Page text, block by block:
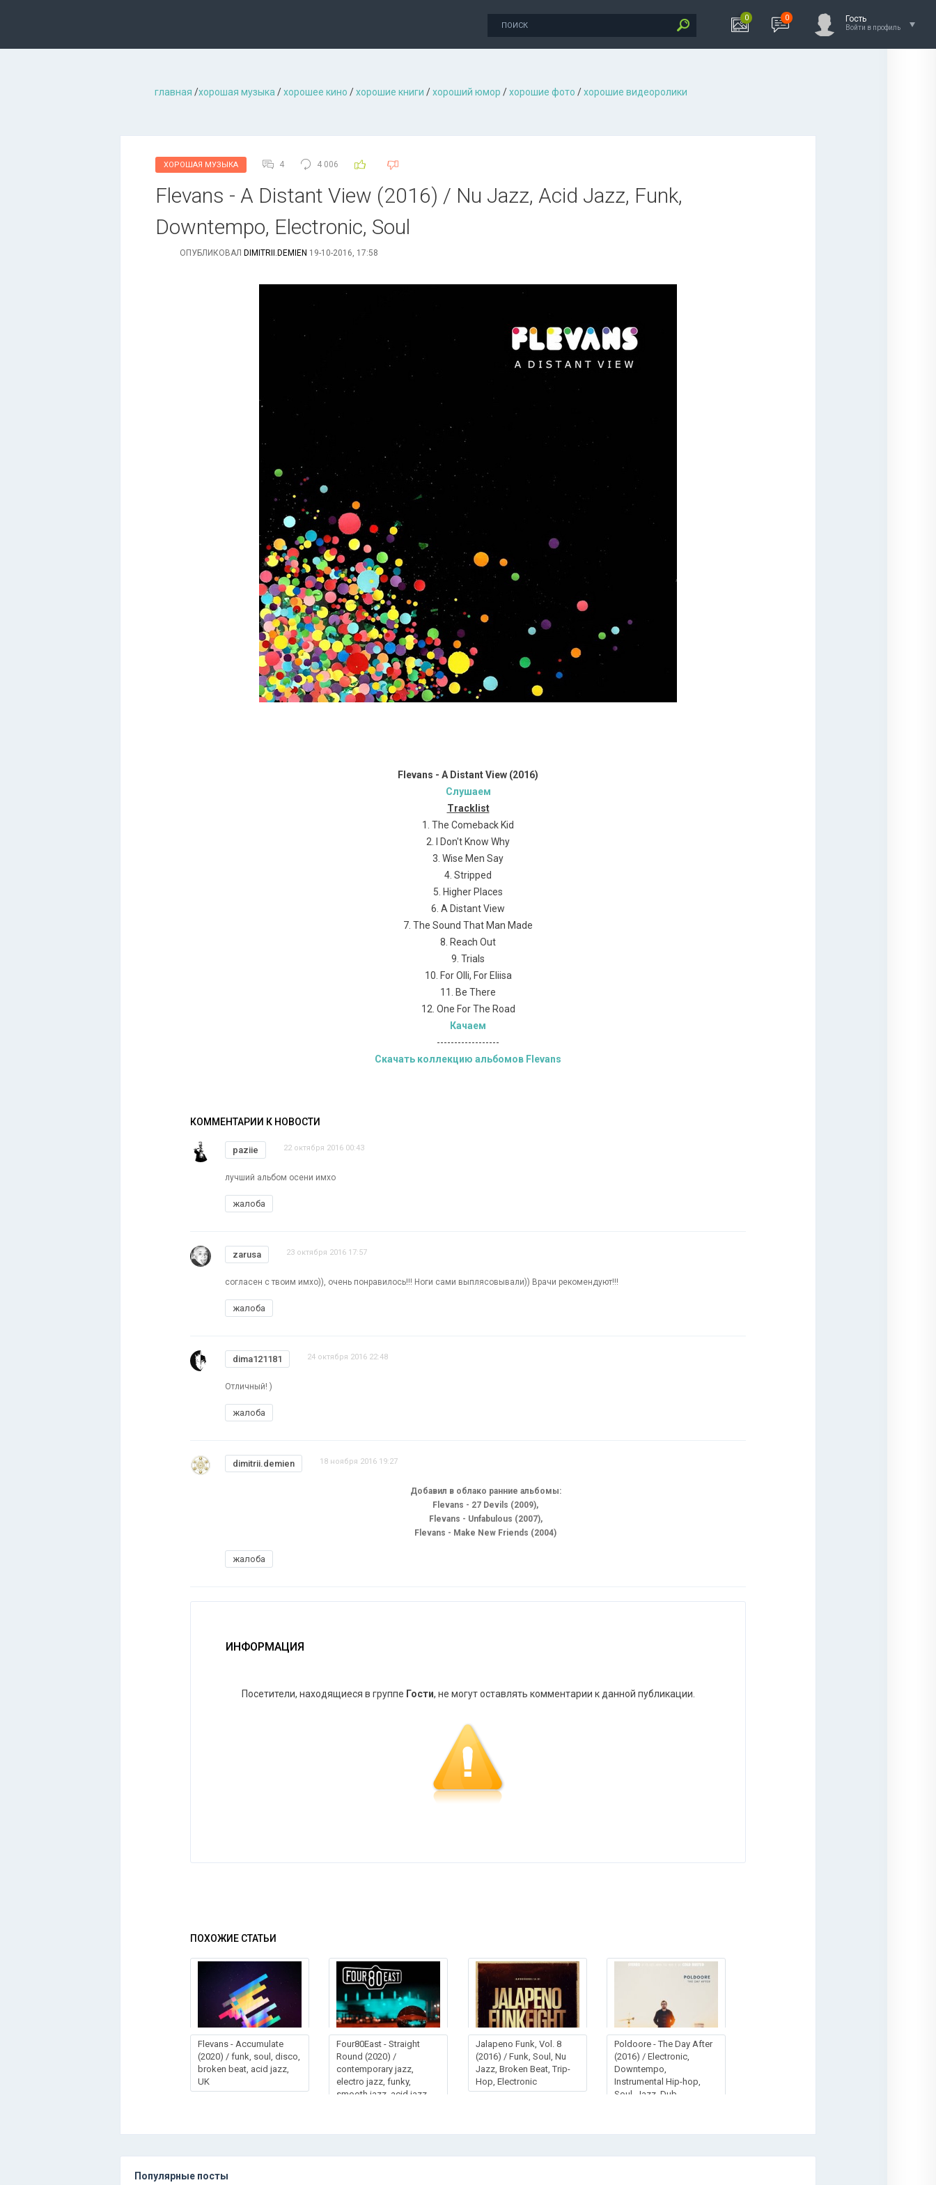
0 0 Гость
Войти в профиль
главная /хорошая музыкa /хорошее кино /хорошие книги /хороший юмор /хорошие фото /хорошие видеоролики
ХОРОШАЯ МУЗЫКА 4 4 006
Flevans - A Distant View (2016) / Nu Jazz, Acid Jazz, Funk,
Downtempo, Electronic, Soul
ОПУБЛИКОВАЛ DIMITRII.DEMIEN 19-10-2016, 17:58
Flevans - A Distant View (2016)
Слушаем
Tracklist
1. The Comeback Kid
2. I Don't Know Why
3. Wise Men Say
4. Stripped
5. Higher Places
6. A Distant View
7. The Sound That Man Made
8. Reach Out
9. Trials
10. For Olli, For Eliisa
11. Be There
12. One For The Road
Качаем
------------------
Скачать коллекцию альбомов Flevans
КОММЕНТАРИИ К НОВОСТИ
paziie 22 октября 2016 00:43
лучший альбом осени имхо
жалоба
zarusa 23 октября 2016 17:57
согласен с твоим имхо)), очень понравилось!!! Ноги сами выплясовывали)) Врачи рекомендуют!!!
жалоба
dima121181 24 октября 2016 22:48
Отличный! )
жалоба
dimitrii.demien 18 ноября 2016 19:27
Добавил в облако ранние альбомы:
Flevans - 27 Devils (2009),
Flevans - Unfabulous (2007),
Flevans - Make New Friends (2004)
жалоба
ИНФОРМАЦИЯ
Посетители, находящиеся в группе Гости, не могут оставлять комментарии к данной публикации.
ПОХОЖИЕ СТАТЬИ
Flеvаns - Ассumulаtе
(2020) / funk, soul, disco,
broken beat, acid jazz,
UK
Fоur80Еаst - Strаight
Rоund (2020) /
contemporary jazz,
electro jazz, funky,
smooth jazz, acid jazz,
Jalapeno Funk, Vol. 8
(2016) / Funk, Soul, Nu
Jazz, Broken Beat, Trip-
Hop, Electronic
Poldoore - The Day After
(2016) / Electronic,
Downtempo,
Instrumental Hip-hop,
Soul, Jazz, Dub
Популярные посты